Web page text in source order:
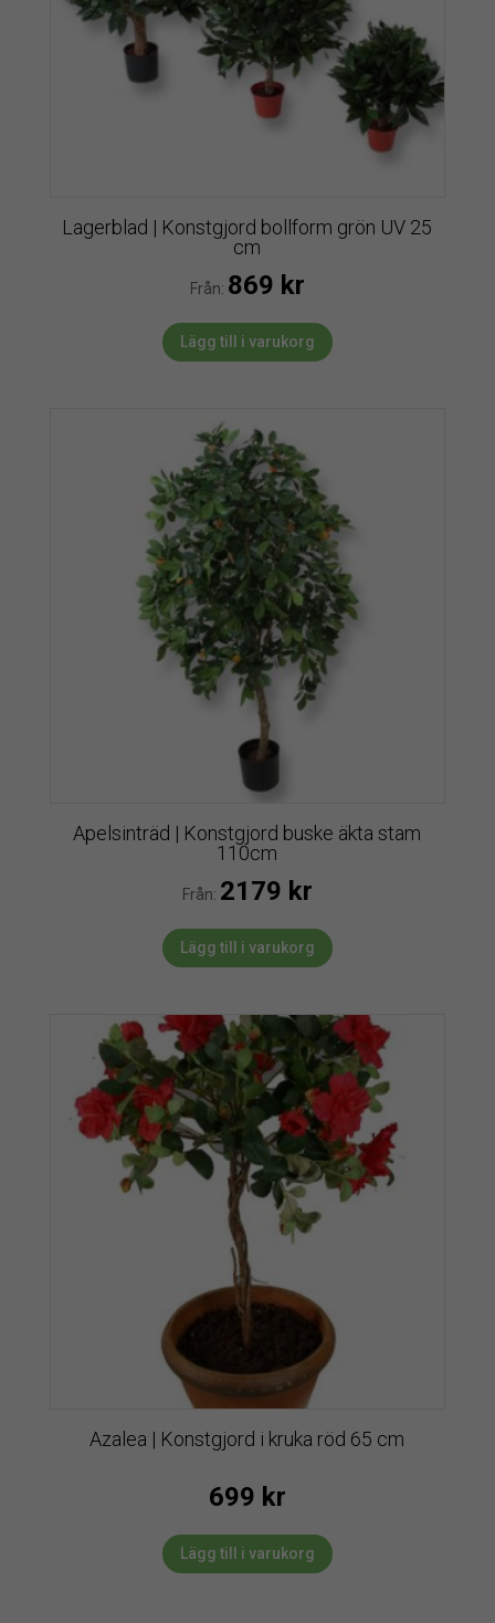
Lagerblad | Konstgjord bollform grön UV 25
cm
Från: 869 kr
Lägg till i varukorg
Apelsinträd | Konstgjord buske äkta stam
110cm
Från: 2179 kr
Lägg till i varukorg
Azalea | Konstgjord i kruka röd 65 cm
699 kr
Lägg till i varukorg